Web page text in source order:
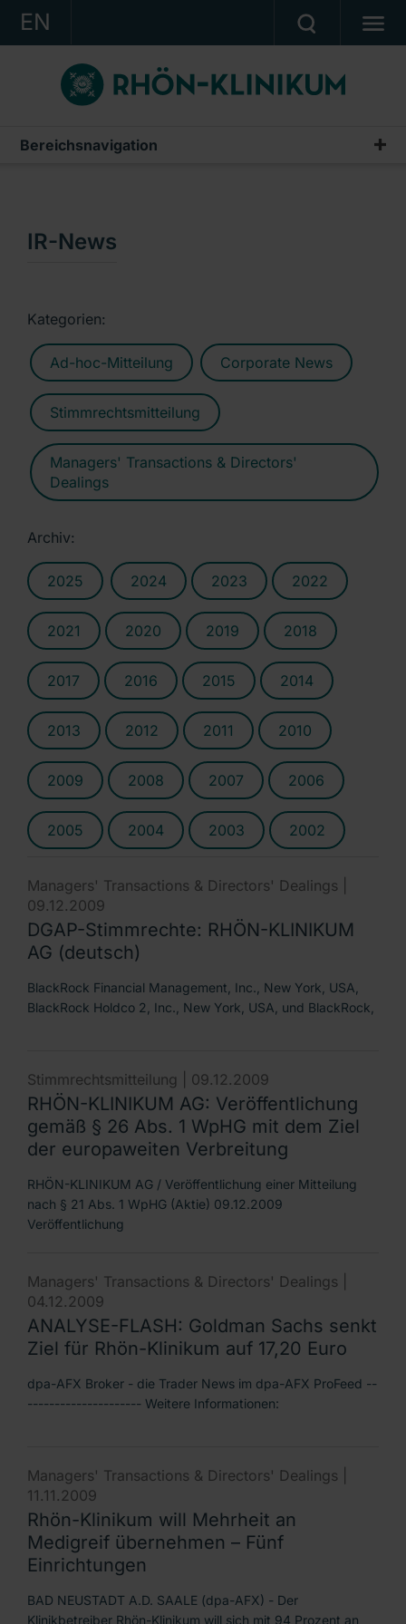
EN
KONZERN
KLINIKEN
KARRIERE
KONTAKT
Bereichsnavigation
Publikationen & Präsentationen
Präsentationen & Conference Calls
IR-News
Kategorien:
Ad-hoc-Mitteilung Corporate News
Stimmrechtsmitteilung
Managers' Transactions & Directors'
Dealings
Archiv:
2025 2024 2023 2022
2021 2020 2019 2018
2017 2016 2015 2014
2013 2012 2011 2010
2009 2008 2007 2006
2005 2004 2003 2002
Managers' Transactions & Directors' Dealings |
09.12.2009
DGAP-Stimmrechte: RHÖN-KLINIKUM
AG (deutsch)
BlackRock Financial Management, Inc., New York, USA,
BlackRock Holdco 2, Inc., New York, USA, und BlackRock,
Stimmrechtsmitteilung | 09.12.2009
RHÖN-KLINIKUM AG: Veröffentlichung
gemäß § 26 Abs. 1 WpHG mit dem Ziel
der europaweiten Verbreitung
RHÖN-KLINIKUM AG / Veröffentlichung einer Mitteilung
nach § 21 Abs. 1 WpHG (Aktie) 09.12.2009
Veröffentlichung
Managers' Transactions & Directors' Dealings |
04.12.2009
ANALYSE-FLASH: Goldman Sachs senkt
Ziel für Rhön-Klinikum auf 17,20 Euro
dpa-AFX Broker - die Trader News im dpa-AFX ProFeed --
--------------------- Weitere Informationen:
Managers' Transactions & Directors' Dealings |
11.11.2009
Rhön-Klinikum will Mehrheit an
Medigreif übernehmen – Fünf
Einrichtungen
BAD NEUSTADT A.D. SAALE (dpa-AFX) - Der
Klinikbetreiber Rhön-Klinikum will sich mit 94 Prozent an